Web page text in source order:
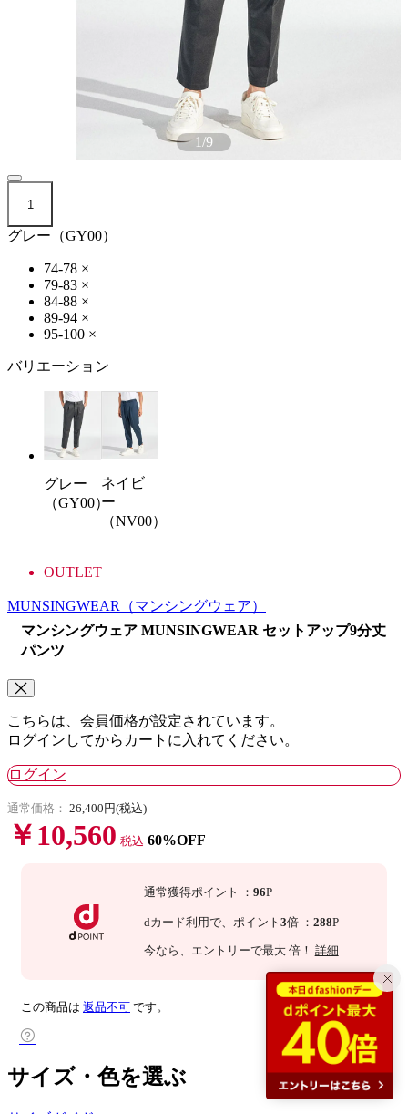
1/9
1
グレー（GY00）
74-78 ×
79-83 ×
84-88 ×
89-94 ×
95-100 ×
バリエーション
グレー
（GY00）
ネイビ
ー
（NV00）
OUTLET
MUNSINGWEAR
（マンシングウェア）
マンシングウェア MUNSINGWEAR セットアップ9分丈
パンツ
こちらは、会員価格が設定されています。
ログインしてからカートに入れてください。
ログイン
通常価格： 26,400円(税込)
￥10,560 税込 60%OFF
通常獲得ポイント ： 96P
dカード利用で、 ポイント 3倍 ： 288P
今なら 、エントリーで最大 倍！ 詳細
この商品は 返品不可 です。
サイズ・色を選ぶ